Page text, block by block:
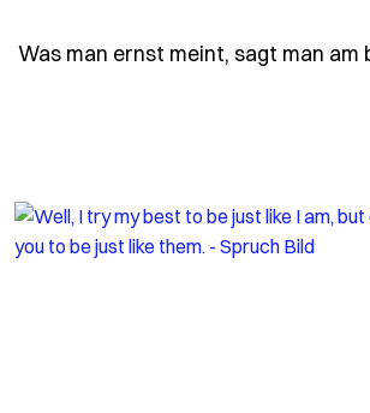
Was man ernst meint, sagt man am